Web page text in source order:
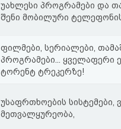
უახლესი პროგრამები და
შენი მობილური
ფილმები, სერიალები,
პროგრამები...
ტორენტ ტრეკერზე!
უსაფრთხოების სისტემები,
მეთვალყურეობა,